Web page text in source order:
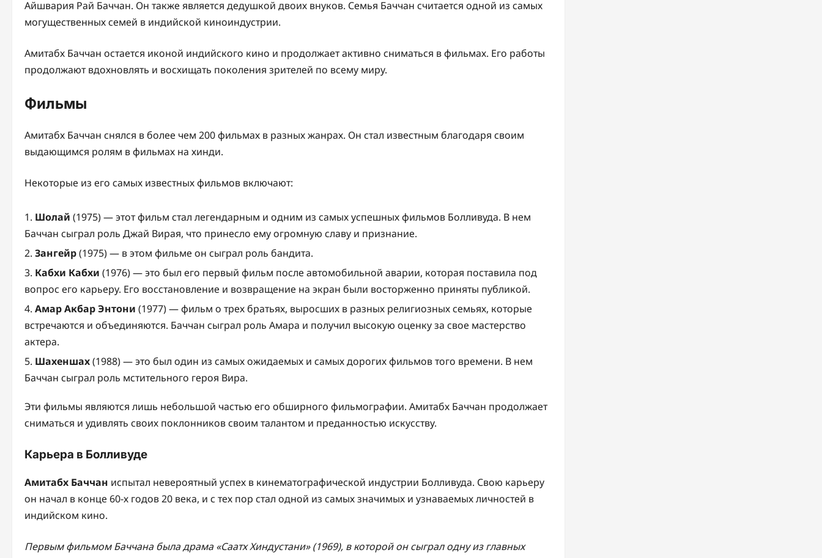
Айшвария Рай Баччан. Он также является дедушкой двоих внуков. Семья Баччан считается одной из самых
могущественных семей в индийской киноиндустрии.
Амитабх Баччан остается иконой индийского кино и продолжает активно сниматься в фильмах. Его работы
продолжают вдохновлять и восхищать поколения зрителей по всему миру.
Фильмы
Амитабх Баччан снялся в более чем 200 фильмах в разных жанрах. Он стал известным благодаря своим
выдающимся ролям в фильмах на хинди.
Некоторые из его самых известных фильмов включают:
Шолай (1975) — этот фильм стал легендарным и одним из самых успешных фильмов Болливуда. В нем
Баччан сыграл роль Джай Вирая, что принесло ему огромную славу и признание.
Зангейр(1975) — в этом фильме он сыграл роль бандита.
Кабхи Кабхи (1976) — это был его первый фильм после автомобильной аварии, которая поставила под
вопрос его карьеру. Его восстановление и возвращение на экран были восторженно приняты публикой.
Амар Акбар Энтони (1977) — фильм о трех братьях, выросших в разных религиозных семьях, которые
встречаются и объединяются. Баччан сыграл роль Амара и получил высокую оценку за свое мастерство
актера.
Шахеншах(1988) — это был один из самых ожидаемых и самых дорогих фильмов того времени. В нем
Баччан сыграл роль мстительного героя Вира.
Эти фильмы являются лишь небольшой частью его обширного фильмографии. Амитабх Баччан продолжает
сниматься и удивлять своих поклонников своим талантом и преданностью искусству.
Карьера в Болливуде
Амитабх Баччан испытал невероятный успех в кинематографической индустрии Болливуда. Свою карьеру
он начал в конце 60-х годов 20 века, и с тех пор стал одной из самых значимых и узнаваемых личностей в
индийском кино.
Первым фильмом Баччана была драма «Саатх Хиндустани» (1969), в которой он сыграл одну из главных